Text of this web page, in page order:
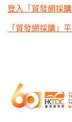
登入「貿發網採
「貿發網採購」